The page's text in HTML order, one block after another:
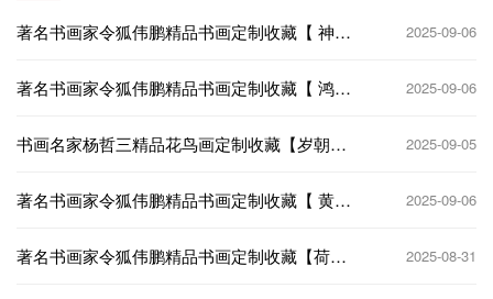
著名书画家令狐伟鹏精品书画定制收藏【 神龙
2025-09-06
著名书画家令狐伟鹏精品书画定制收藏【 鸿运
2025-09-06
书画名家杨哲三精品花鸟画定制收藏【岁朝双
2025-09-05
著名书画家令狐伟鹏精品书画定制收藏【 黄河
2025-09-06
著名书画家令狐伟鹏精品书画定制收藏【荷
2025-08-31